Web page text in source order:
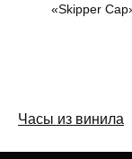
«Skipper
Часы из винила